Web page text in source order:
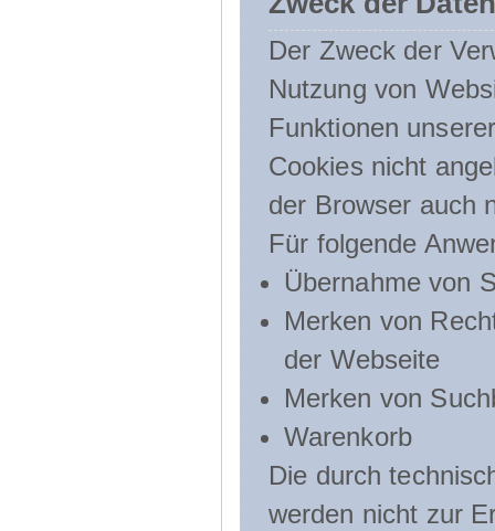
Der Zweck der
Nutzung von
Funktionen
Cookies nicht
der Browser auch
Für folgende
Übernahme von
Merken von
der Webseite
Merken von
Warenkorb
Die durch
werden nicht zur